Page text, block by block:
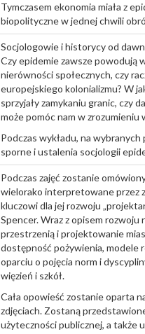
Tymczasem ekonomia miała z
biopolityczne w jednej chwili
Socjologowie i historycy od
Czy epidemie zawsze powodują
nierówności społecznych, czy
europejskiego kolonializmu? W
sprzyjały zamykaniu granic, czy
może pomóc nam w zrozumieniu
Podczas wykładu, na
sporne i ustalenia socjologii
Podczas zajęć zostanie
wielorako interpretowane przez
kluczowi dla jej rozwoju
Spencer. Wraz z opisem rozwoju
przestrzenią i projektowanie
dostępność pożywienia, modele
oparciu o pojęcia norm i
więzień i szkół.
Cała opowieść zostanie oparta
zdjęciach. Zostaną
użyteczności publicznej, a także